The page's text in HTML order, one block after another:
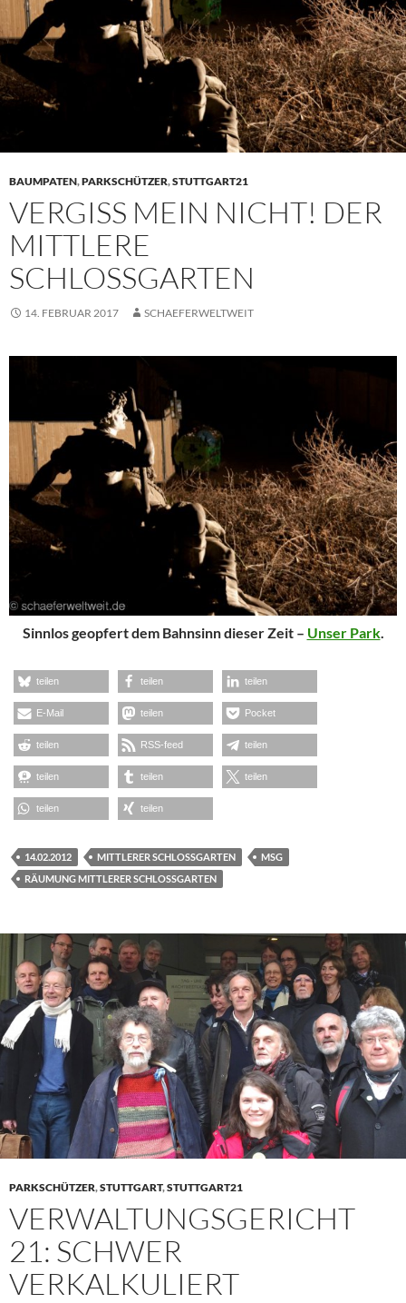
BAUMPATEN,PARKSCHÜTZER,STUTTGART21
VERGISS MEIN NICHT! DER
MITTLERE
SCHLOSSGARTEN
14. FEBRUAR 2017 SCHAEFERWELTWEIT
Sinnlos geopfert dem Bahnsinn dieser Zeit – Unser Park.
teilen teilen teilen
E-Mail teilen Pocket
teilen RSS-feed teilen
teilen teilen teilen
teilen teilen
14.02.2012 MITTLERER SCHLOSSGARTEN
MSG
RÄUMUNG MITTLERER SCHLOSSGARTEN
PARKSCHÜTZER,STUTTGART,STUTTGART21
VERWALTUNGSGERICHT
21: SCHWER
VERKALKULIERT